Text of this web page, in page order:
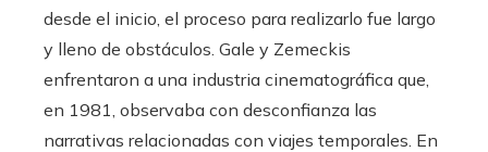
desde el inicio, el proceso para realizarlo fue largo
y lleno de obstáculos. Gale y Zemeckis
enfrentaron a una industria cinematográfica que,
en 1981, observaba con desconfianza las
narrativas relacionadas con viajes temporales. En